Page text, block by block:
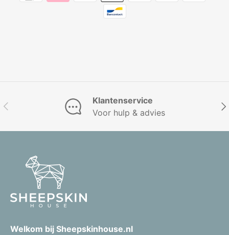
Vorige
Klantenservice
Voor hulp & advies
Welkom bij Sheepskinhouse.nl